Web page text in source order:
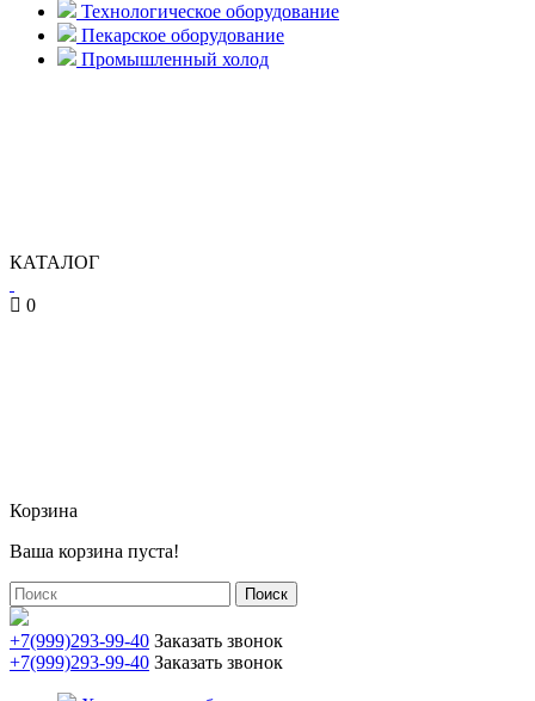
Технологическое оборудование
Пекарское оборудование
Промышленный холод
КАТАЛОГ
0
Корзина
Ваша корзина пуста!
Поиск
+7(999)293-99-40 Заказать звонок
+7(999)293-99-40 Заказать звонок